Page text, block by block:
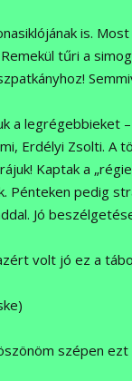
is.
tűri a
legrégebbieket –
Erdélyi Zsolti. A
Kaptak a
Pénteken pedig
Jó
volt jó ez a
szépen